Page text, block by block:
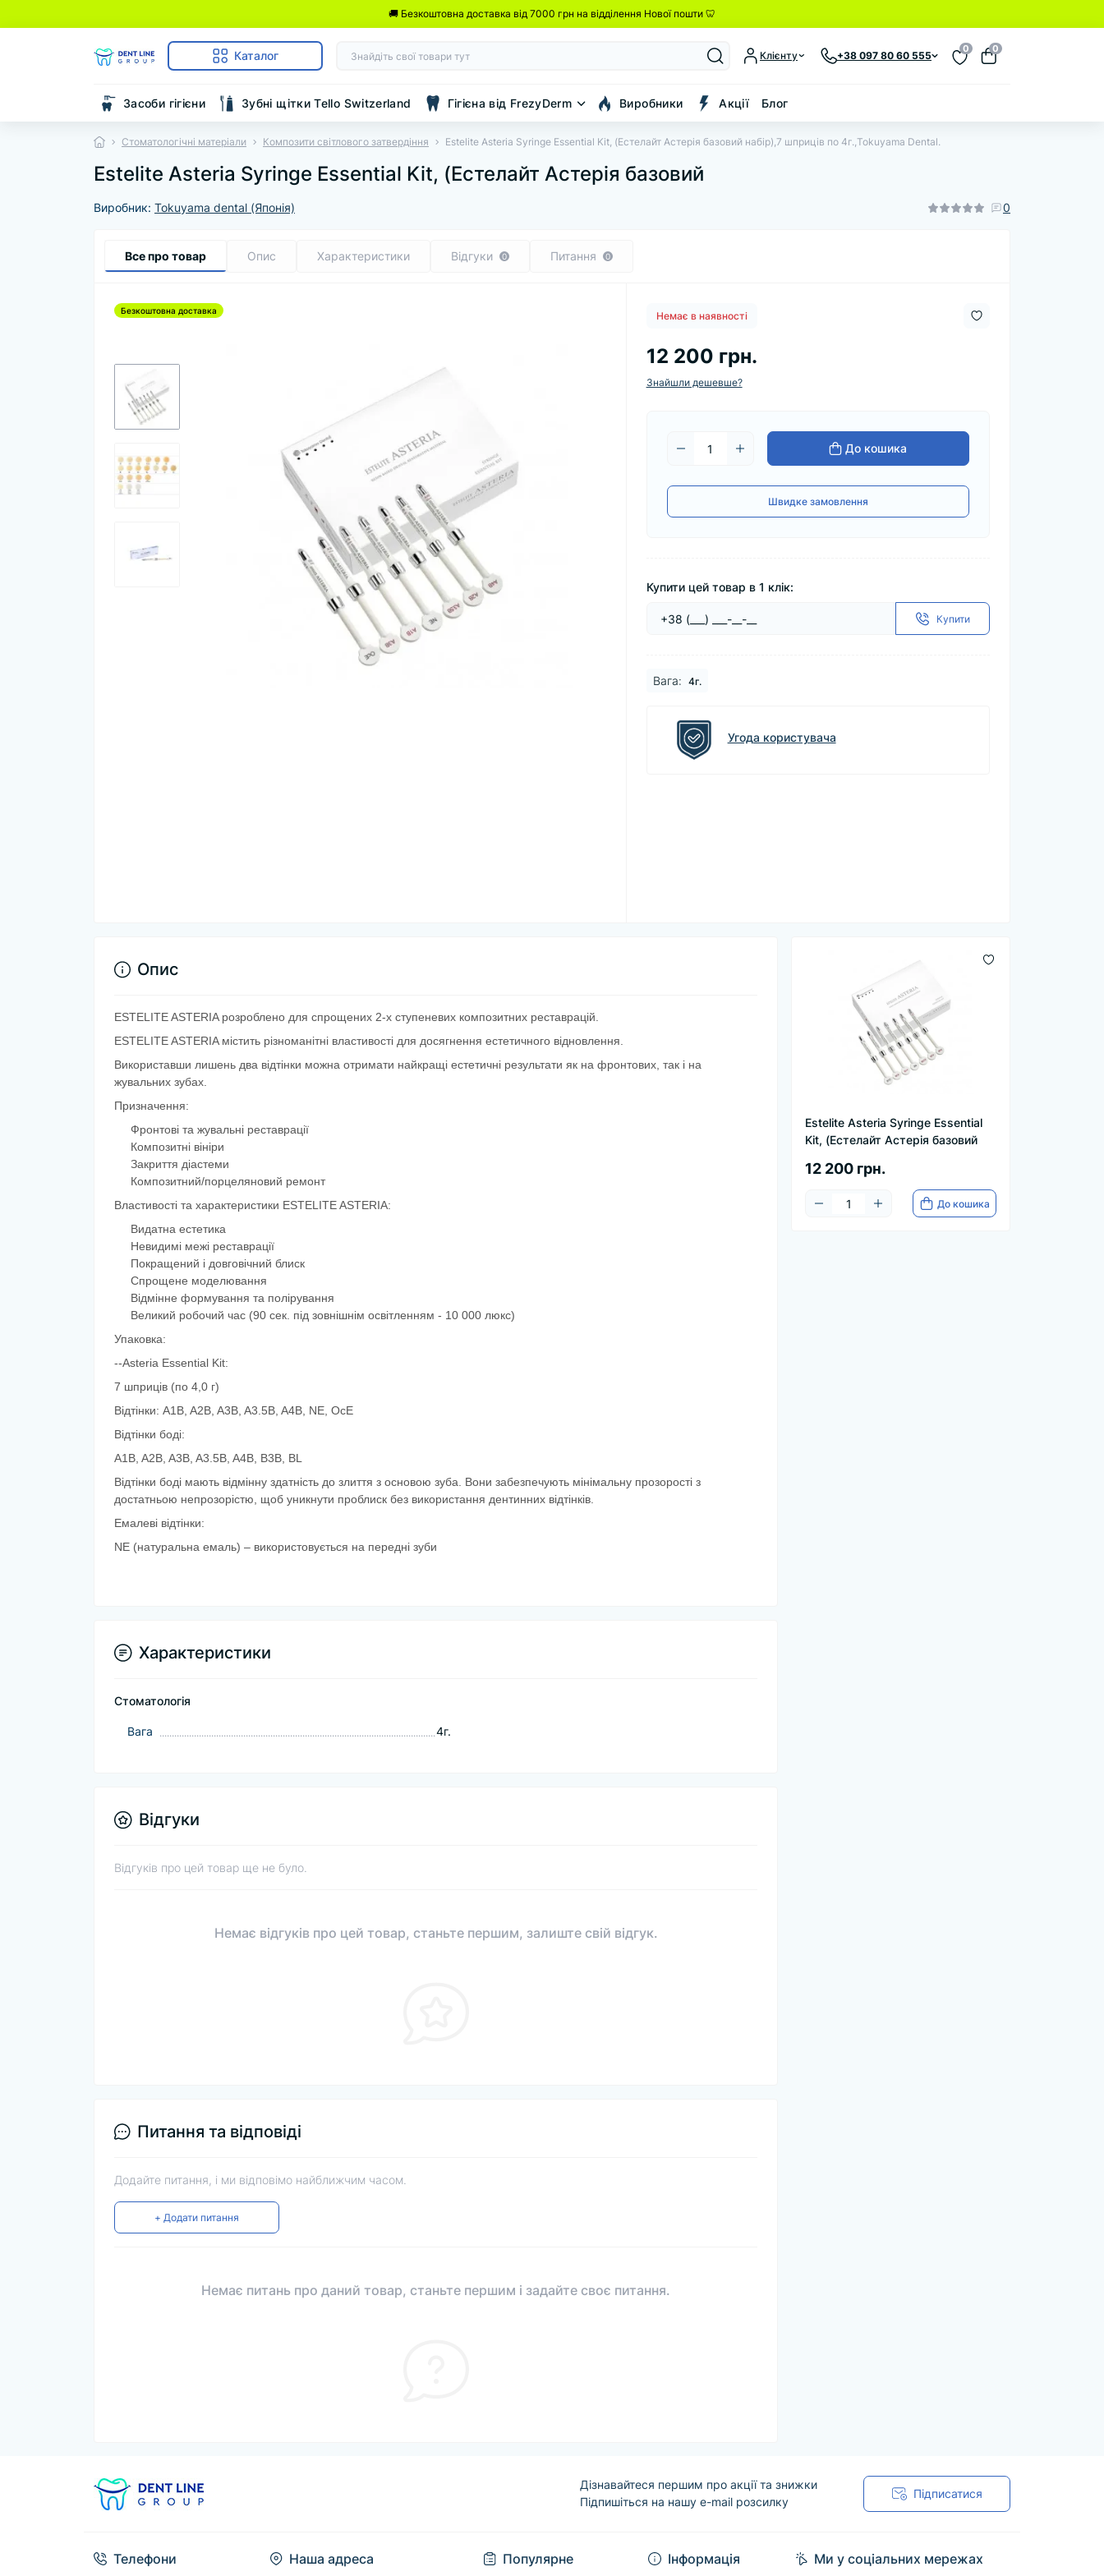
🚚 Безкоштовна доставка від 7000 грн на відділення Нової пошти 🦷
Каталог Клієнту +38 097 80 60 555
0 0
Засоби гігієни Зубні щітки Tello Switzerland Гігієна від FrezyDerm Виробники Акції Блог
Стоматологічні матеріали Композити світлового затвердіння Estelite Asteria Syringe Essential Kit, (Естелайт Астерія базовий набір),7 шприців по 4г.,Tokuyama Dental.
Estelite Asteria Syringe Essential Kit, (Естелайт Астерія базовий
Виробник: Tokuyama dental (Японія) 0
Все про товар Опис Характеристики Відгуки 0 Питання 0
Безкоштовна доставка Немає в наявності
12 200 грн.
Знайшли дешевше?
До кошика
Швидке замовлення
Купити цей товар в 1 клік:
Купити
Baга: 4г.
Угода користувача
Estelite Asteria Syringe Essential
Kit, (Естелайт Астерія базовий
12 200 грн.
До кошика
Опис
ESTELITE ASTERIA розроблено для спрощених 2-х ступеневих композитних реставрацій
ESTELITE ASTERIA містить різноманітні властивості для досягнення естетичного відновлення.
Використавши лишень два відтінки можна отримати найкращі естетичні результати як на фронтових, так і на
жувальних зубах.
Призначення:
Фронтові та жувальні реставрації
Композитні вініри
Закриття діастеми
Композитний/порцеляновий ремонт
Властивості та характеристики ESTELITE ASTERIA:
Видатна естетика
Невидимі межі реставрації
Покращений і довговічний блиск
Спрощене моделювання
Відмінне формування та полірування
Великий робочий час (90 сек. під зовнішнім освітленням - 10 000 люкс)
Упаковка:
--Asteria Essential Kit:
7 шприців (по 4,0 г)
Відтінки: A1B, A2B, A3B, A3.5B, A4B, NE, OcE
Відтінки боді:
A1B, A2B, A3B, A3.5B, A4B, B3B, BL
Відтінки боді мають відмінну здатність до злиття з основою зуба. Вони забезпечують мінімальну прозорості з
достатньою непрозорістю, щоб уникнути проблиск без використання дентинних відтінків.
Емалеві відтінки:
NE (натуральна емаль) – використовується на передні зуби
Характеристики
Стоматологія
Baга 4г.
Відгуки
Відгуків про цей товар ще не було.
Немає відгуків про цей товар, станьте першим, залиште свій відгук.
Питання та відповіді
Додайте питання, і ми відповімо найближчим часом.
+ Додати питання
Немає питань про даний товар, станьте першим і задайте своє питання.
Дізнавайтеся першим про акції та знижки
Підпишіться на нашу e-mail розсилку
Підписатися
Телефони Наша адреса Популярне Інформація Ми у соціальних мережах